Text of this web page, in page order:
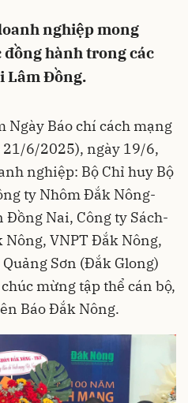
nghiệp mong
hành trong các
Lâm Đồng.
Báo chí cách mạng
6/2025), ngày 19/6,
nghiệp: Bộ Chỉ huy Bộ
ty Nhôm Đắk Nông-
Nai, Công ty Sách-
VNPT Đắk Nông,
Sơn (Đắk Glong)
mừng tập thể cán bộ,
Báo Đắk Nông.